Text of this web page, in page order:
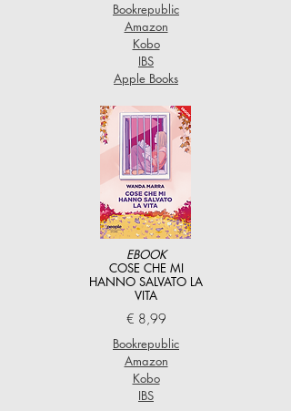
Bookrepublic
Amazon
Kobo
IBS
Apple Books
EBOOK
COSE CHE MI
HANNO SALVATO LA
VITA
€ 8,99
Bookrepublic
Amazon
Kobo
IBS